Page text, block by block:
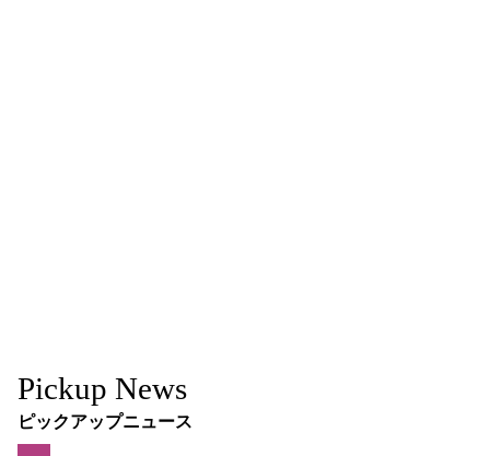
Pickup News
ピックアップニュース